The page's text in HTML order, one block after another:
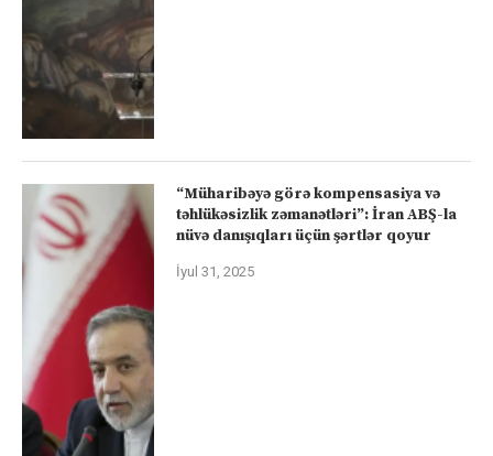
“Müharibəyə görə kompensasiya və
təhlükəsizlik zəmanətləri”: İran ABŞ-la
nüvə danışıqları üçün şərtlər qoyur
İyul 31, 2025